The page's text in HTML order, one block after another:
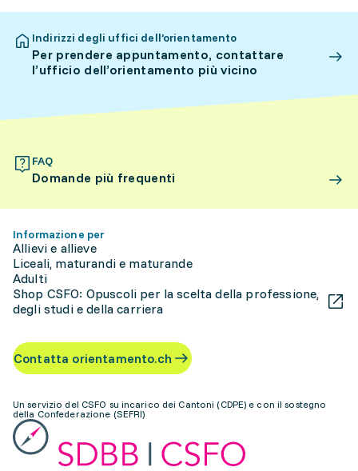
Indirizzi degli uffici dell’orientamento
Per prendere appuntamento, contattare
l’ufficio dell’orientamento più vicino
FAQ
Domande più frequenti
Informazione per
Allievi e allieve
Liceali, maturandi e maturande
Adulti
Shop CSFO: Opuscoli per la scelta della professione,
degli studi e della carriera
Contatta orientamento.ch
Un servizio del CSFO su incarico dei Cantoni (CDPE) e con il sostegno
della Confederazione (SEFRI)